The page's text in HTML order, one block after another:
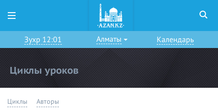
Зухр 12:01 Алматы Календарь
Циклы уроков
Циклы Авторы